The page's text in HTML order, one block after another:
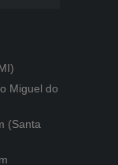
Miguel do
(Santa